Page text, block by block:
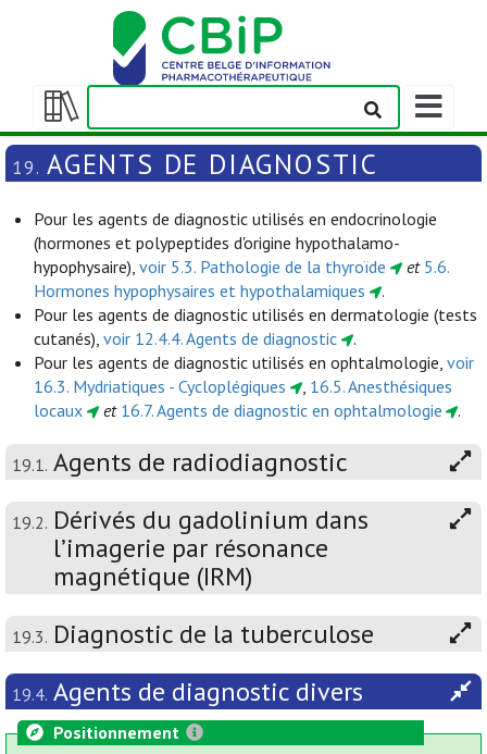
Afficher/masquer
la
table
matières
Afficher/
la
barre
navigation
19. AGENTS DE DIAGNOSTIC
Pour les agents de diagnostic utilisés en endocrinologie
(hormones et polypeptides d'origine hypothalamo-
hypophysaire),voir 5.3. Pathologie de la thyroïde et 5.6.
Hormones hypophysaires et hypothalamiques
.
Pour les agents de diagnostic utilisés en dermatologie (tests
cutanés),voir 12.4.4. Agents de diagnostic
.
Pour les agents de diagnostic utilisés en ophtalmologie,voir
16.3. Mydriatiques - Cycloplégiques
, 16.5. Anesthésiques
locaux
et 16.7. Agents de diagnostic en ophtalmologie .
19.1. Agents de radiodiagnostic
19.2. Dérivés du gadolinium dans
l’imagerie par résonance
magnétique (IRM)
19.3. Diagnostic de la tuberculose
19.4. Agents de diagnostic divers
Positionnement